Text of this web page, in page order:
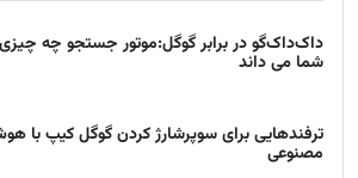
داک‌داک‌گو در برابر گوگل:موتور جستجو چه چیزی
شما می داند
ترفندهایی برای سوپرشارژ کردن گوگل کیپ با
مصنوعی